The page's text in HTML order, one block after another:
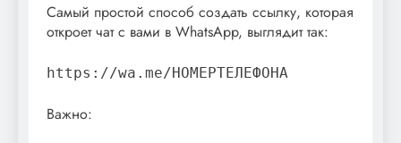
Самый простой способ создать ссылку, которая
откроет чат с вами в WhatsApp, выглядит так:
https://wa.me/НОМЕРТЕЛЕФОНА
Важно: